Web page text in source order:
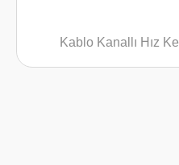
Kablo Kanallı Hız